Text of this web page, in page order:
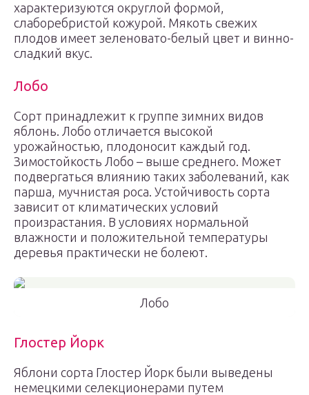
характеризуются округлой формой,
слаборебристой кожурой. Мякоть свежих
плодов имеет зеленовато-белый цвет и винно-
сладкий вкус.
Лобо
Сорт принадлежит к группе зимних видов
яблонь. Лобо отличается высокой
урожайностью, плодоносит каждый год.
Зимостойкость Лобо – выше среднего. Может
подвергаться влиянию таких заболеваний, как
парша, мучнистая роса. Устойчивость сорта
зависит от климатических условий
произрастания. В условиях нормальной
влажности и положительной температуры
деревья практически не болеют.
Лобо
Глостер Йорк
Яблони сорта Глостер Йорк были выведены
немецкими селекционерами путем